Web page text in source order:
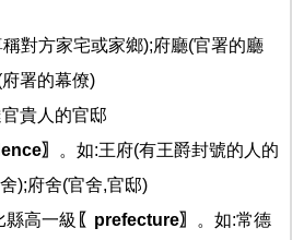
對方家宅或家鄉);府廳(官署的廳
署的幕僚)
貴人的官邸
〗
。如:王府(有王爵封號的人的
);府舍(官舍,官邸)
縣高一級 〖prefecture〗
。如:常德